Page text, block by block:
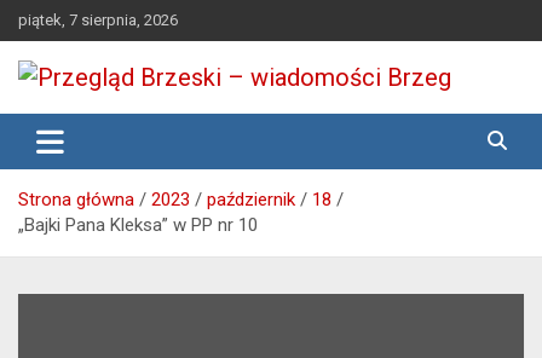
Skip
to
content
piątek, 7 sierpnia, 2026
Przegląd Brzeski – wiadomości
Brzeg
Brzeg24
Strona główna 2023 październik
18
„Bajki Pana Kleksa” w PP nr 10